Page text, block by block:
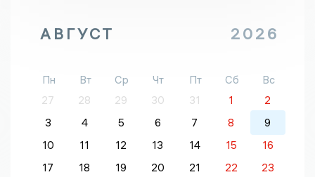
АВГУСТ 2026
Пн Вт Ср Чт Пт Сб
Вс
27
28 29 30 31 1
2
3
4 5 6 7 8
9
10
11 12 13 14 15
16
17
18 19 20 21 22
23